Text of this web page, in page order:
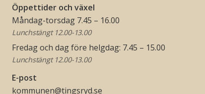
Öppettider och växel
Måndag-torsdag 7.45 – 16.00
Lunchstängt 12.00-13.00
Fredag och dag före helgdag: 7.45 – 15.00
Lunchstängt 12.00-13.00
E-post
kommunen@tingsryd.se